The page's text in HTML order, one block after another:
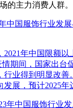
的主力消费人群。
中国服饰行业发
2021年中国限额
情期间，国家出台
行业得到明显改善
展，预计2025年